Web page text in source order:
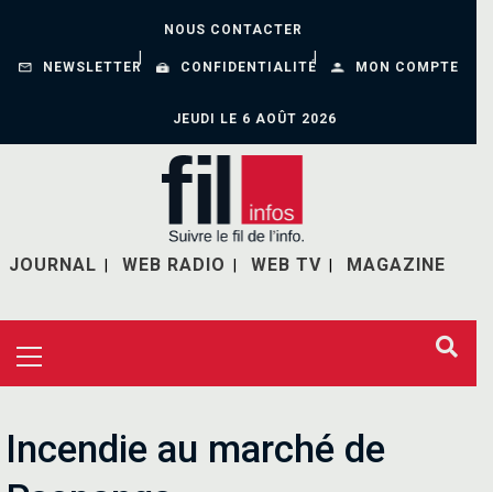
NOUS CONTACTER
NEWSLETTER CONFIDENTIALITÉ MON COMPTE
JEUDI LE 6 AOÛT 2026
JOURNAL WEB RADIO WEB TV MAGAZINE
Incendie au marché de